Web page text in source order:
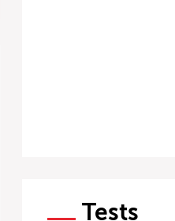
Tests